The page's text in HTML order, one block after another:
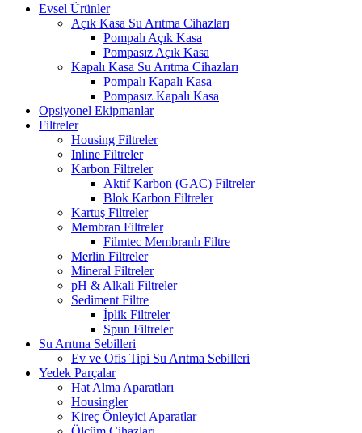
Evsel Ürünler
Açık Kasa Su Arıtma Cihazları
Pompalı Açık Kasa
Pompasız Açık Kasa
Kapalı Kasa Su Arıtma Cihazları
Pompalı Kapalı Kasa
Pompasız Kapalı Kasa
Opsiyonel Ekipmanlar
Filtreler
Housing Filtreler
Inline Filtreler
Karbon Filtreler
Aktif Karbon (GAC) Filtreler
Blok Karbon Filtreler
Kartuş Filtreler
Membran Filtreler
Filmtec Membranlı Filtre
Merlin Filtreler
Mineral Filtreler
pH & Alkali Filtreler
Sediment Filtre
İplik Filtreler
Spun Filtreler
Su Arıtma Sebilleri
Ev ve Ofis Tipi Su Arıtma Sebilleri
Yedek Parçalar
Hat Alma Aparatları
Housingler
Kireç Önleyici Aparatlar